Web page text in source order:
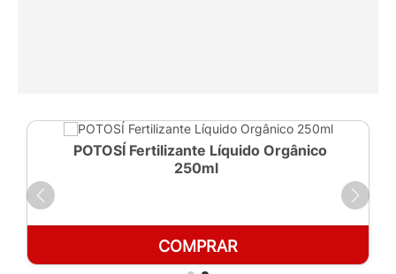
POTOSÍ Fertilizante Líquido Orgânico
250ml
COMPRAR